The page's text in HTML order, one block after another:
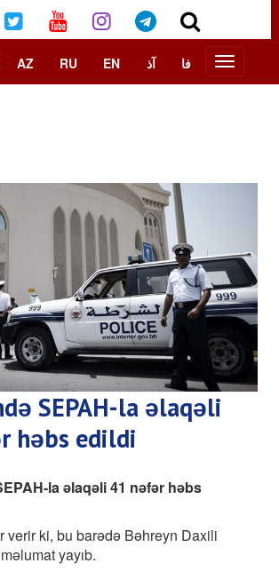
AZ RU EN آذ فا
SEPAH-la əlaqəli
həbs edildi
la əlaqəli 41 nəfər həbs
verir ki, bu barədə Bəhreyn Daxili
yayıb.